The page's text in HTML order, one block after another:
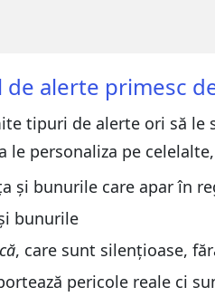
alerte primesc de
tipuri de alerte ori să
le personaliza pe
și bunurile care apar în
bunurile
, care sunt silențioase,
pericole reale ci